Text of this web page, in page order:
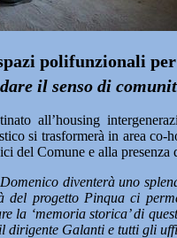
polifunzionali
il senso di
all’housing
si trasformerà in area
Comune e alla
diventerà uno
progetto Pinqua ci
la ‘memoria storica’ di
dirigente Galanti e tutti gli